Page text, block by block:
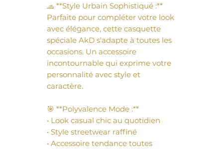
🧢 **Style Urbain Sophistiqué :**
Parfaite pour compléter votre look
avec élégance, cette casquette
spéciale AkD s'adapte à toutes les
occasions. Un accessoire
incontournable qui exprime votre
personnalité avec style et
caractère.
🎯 **Polyvalence Mode :**
• Look casual chic au quotidien
• Style streetwear raffiné
• Accessoire tendance toutes